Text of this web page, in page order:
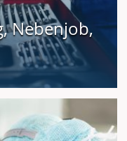
Nebenjob,